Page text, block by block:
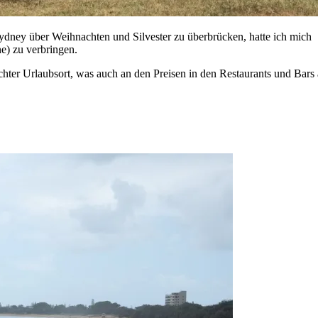
über Weihnachten und Silvester zu überbrücken, hatte ich mich
zu verbringen.
Urlaubsort, was auch an den Preisen in den Restaurants und Bars